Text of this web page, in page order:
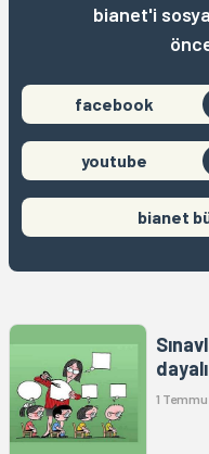
bianet'i
facebook
youtube
bianet
dayalı
1